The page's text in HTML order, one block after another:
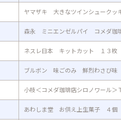
ヤマザキ 大きなツインシューク
森永 ミニエンゼルパイ コメダ珈
ネスレ日本 キットカット １３枚
ブルボン 味ごのみ 鮮烈わさび味
小枝＜コメダ珈琲店シロノワール
あわしま堂 お供え上生菓子 ４個